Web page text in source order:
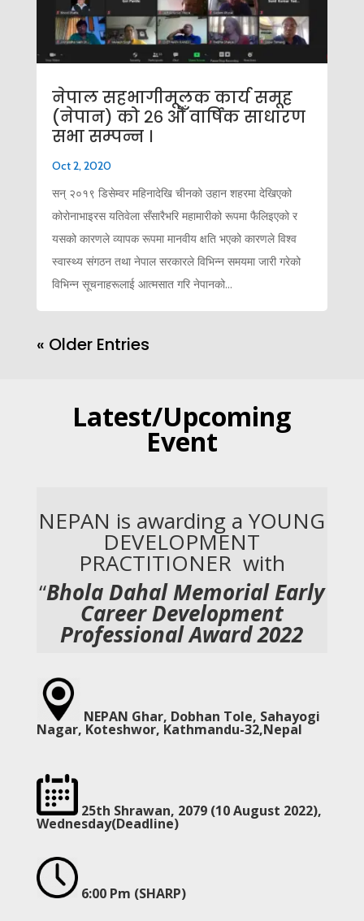
नेपाल सहभागीमूलक कार्य समूह
(नेपान) को २६ औँ वार्षिक साधारण
सभा सम्पन्न ।
Oct 2, 2020
सन् २०१९ डिसेम्वर महिनादेखि चीनको उहान शहरमा देखिएको
कोरोनाभाइरस यतिवेला सँसारैभरि महामारीको रूपमा फैलिइएको र
यसको कारणले व्यापक रूपमा मानवीय क्षति भएको कारणले विश्व
स्वास्थ्य संगठन तथा नेपाल सरकारले विभिन्न समयमा जारी गरेको
विभिन्न सूचनाहरूलाई आत्मसात गरि नेपानको...
« Older Entries
Latest/Upcoming
Event
NEPAN is awarding a YOUNG
DEVELOPMENT
PRACTITIONER with
“Bhola Dahal Memorial Early
Career Development
Professional Award 2022
NEPAN Ghar, Dobhan Tole, Sahayogi
Nagar, Koteshwor, Kathmandu-32,Nepal
25th Shrawan, 2079 (10 August 2022),
Wednesday(Deadline)
6:00 Pm (SHARP)